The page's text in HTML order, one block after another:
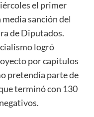
el primer
media sanción del
de Diputados.
logró
por capítulos
pretendía parte de
terminó con 130